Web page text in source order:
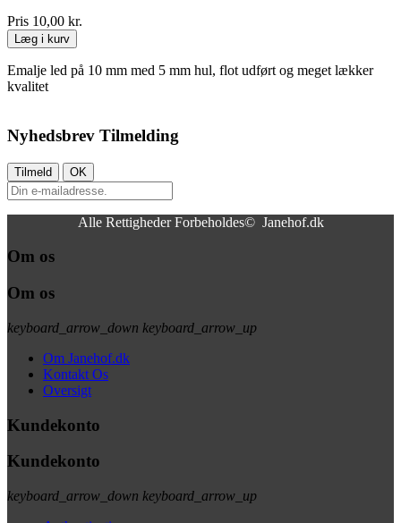
Pris 10,00 kr.
Læg i kurv
Emalje led på 10 mm med 5 mm hul, flot udført og meget lækker
kvalitet
Nyhedsbrev Tilmelding
Alle Rettigheder Forbeholdes© Janehof.dk
Om os
Om os
keyboard_arrow_down keyboard_arrow_up
Om Janehof.dk
Kontakt Os
Oversigt
Kundekonto
Kundekonto
keyboard_arrow_down keyboard_arrow_up